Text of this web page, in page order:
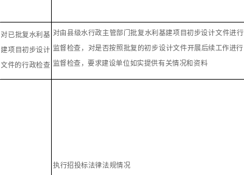
对已批复水利基
建项 目初步设计
文件的行政检查
对由县级水行政主管部门批复水利基建项目初步设计文件进行
监督检查，对是否按照批复的初步设计文件开展后续工作进行
监督检查，要求建设单位如实提供有关情况和资料
执行招投标法律法规情况